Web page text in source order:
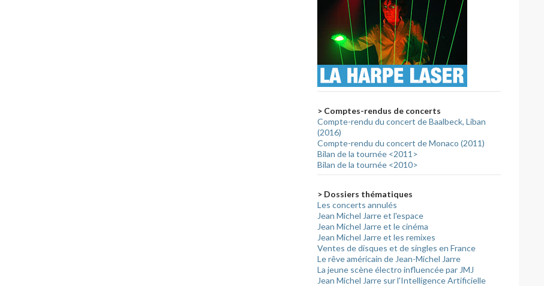
> Comptes-rendus de concerts
Compte-rendu du concert de Baalbeck, Liban
(2016)
Compte-rendu du concert de Monaco (2011)
Bilan de la tournée <2011>
Bilan de la tournée <2010>
> Dossiers thématiques
Les concerts annulés
Jean Michel Jarre et l'espace
Jean Michel Jarre et le cinéma
Jean Michel Jarre et les remixes
Ventes de disques et de singles en France
Le rêve américain de Jean-Michel Jarre
La jeune scène électro influencée par JMJ
Jean Michel Jarre sur l'Intelligence Artificielle